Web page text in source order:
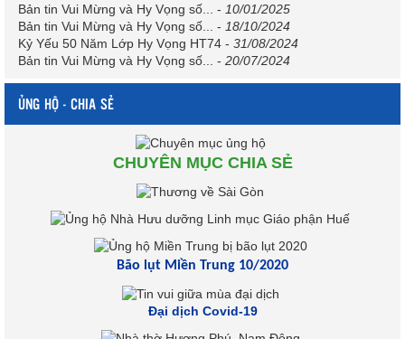
Bản tin Vui Mừng và Hy Vọng số...
- 10/01/2025
Bản tin Vui Mừng và Hy Vọng số...
- 18/10/2024
Kỷ Yếu 50 Năm Lớp Hy Vọng HT74 - 31/08/2024
Bản tin Vui Mừng và Hy Vọng số...
- 20/07/2024
ỦNG HỘ - CHIA SẺ
CHUYÊN MỤC CHIA SẺ
Bão lụt Miền Trung 10/2020
Đại dịch Covid-19